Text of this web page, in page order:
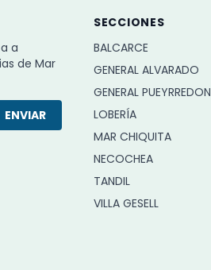
a
de Mar
ENVIAR
SECCIONES
BALCARCE
GENERAL ALVARADO
GENERAL PUEYRREDON
LOBERÍA
MAR CHIQUITA
NECOCHEA
TANDIL
VILLA GESELL